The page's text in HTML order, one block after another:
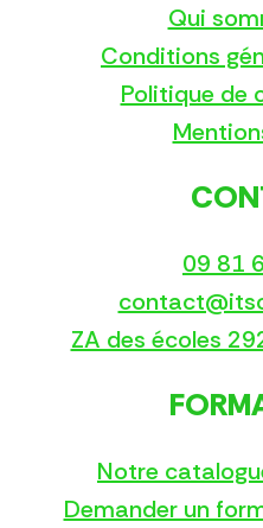
Qui
Conditions
Politique de
09 81
ZA des écoles
Notre
Demander un